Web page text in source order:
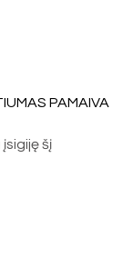
PAMAIVA
šį